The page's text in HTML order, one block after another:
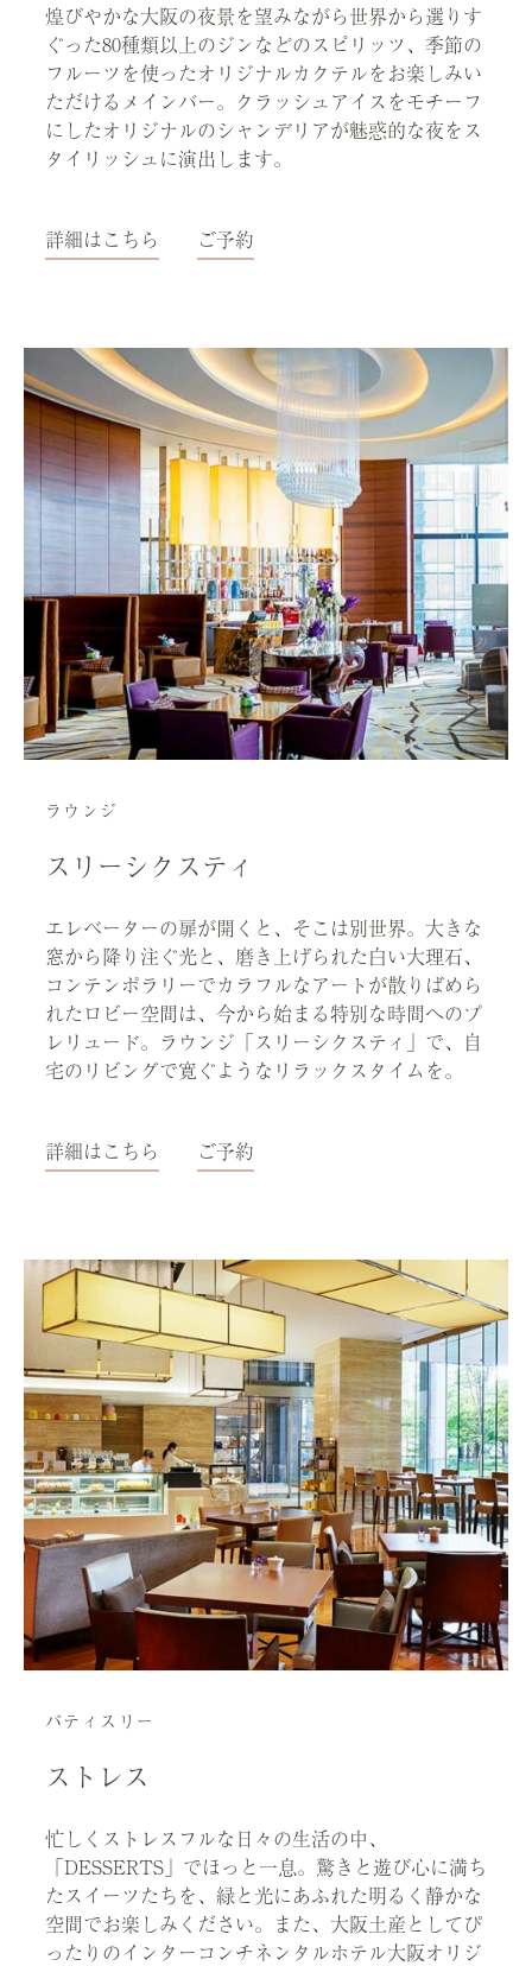
煌びやかな大阪の夜景を望みながら世界から選りす
ぐった80種類以上のジンなどのスピリッツ、季節の
フルーツを使ったオリジナルカクテルをお楽しみい
ただけるメインバー。クラッシュアイスをモチーフ
にしたオリジナルのシャンデリアが魅惑的な夜をス
タイリッシュに演出します。
詳細はこちら ご予約
ラウンジ
スリーシクスティ
エレベーターの扉が開くと、そこは別世界。大きな
窓から降り注ぐ光と、磨き上げられた白い大理石、
コンテンポラリーでカラフルなアートが散りばめら
れたロビー空間は、今から始まる特別な時間へのプ
レリュード。ラウンジ「スリーシクスティ」で、自
宅のリビングで寛ぐようなリラックスタイムを。
詳細はこちら ご予約
パティスリー
ストレス
忙しくストレスフルな日々の生活の中、
「DESSERTS」でほっと一息。驚きと遊び心に満ち
たスイーツたちを、緑と光にあふれた明るく静かな
空間でお楽しみください。また、大阪土産としてぴ
ったりのインターコンチネンタルホテル大阪オリジ